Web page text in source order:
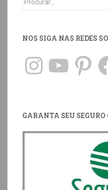
NOS SIGA NAS REDES
GARANTA SEU SEGURO